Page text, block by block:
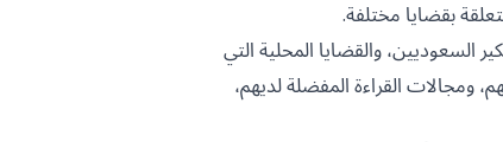
بقضايا مختلفة.
السعوديين، والقضايا المحلية التي
القراءة المفضلة لديهم،